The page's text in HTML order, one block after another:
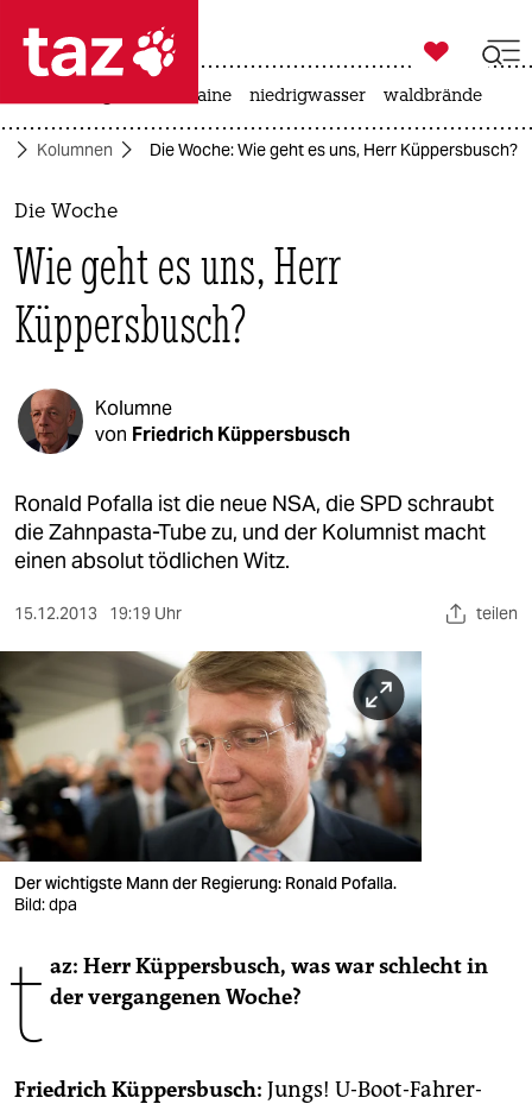
 taz zahl ich
taz zahl ich
themen
politik
öko
kultur
berlin
verlag
verlag
veranstaltungen
shop
fragen & hilfe
abo
genossenschaft

taz zahl ich
krieg in der ukraine niedrigwasser waldbrände
Kolumnen Die Woche: Wie geht es uns, Herr Küppersbusch?
Die Woche
Wie geht es uns, Herr
Küppersbusch?
Kolumne
von Friedrich Küppersbusch
Ronald Pofalla ist die neue NSA, die SPD schraubt
die Zahnpasta-Tube zu, und der Kolumnist macht
einen absolut tödlichen Witz.
15.12.2013 19:19 Uhr teilen
Der wichtigste Mann der Regierung: Ronald Pofalla.
Bild: dpa
t az: Herr Küppersbusch, was war schlecht in
der vergangenen Woche?
Friedrich Küppersbusch: Jungs! U-Boot-Fahrer-